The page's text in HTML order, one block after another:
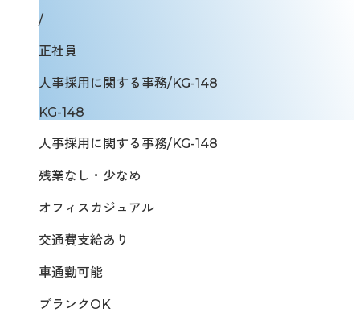
/
正社員
人事採用に関する事務/KG-148
KG-148
人事採用に関する事務/KG-148
残業なし・少なめ
オフィスカジュアル
交通費支給あり
車通勤可能
ブランクOK